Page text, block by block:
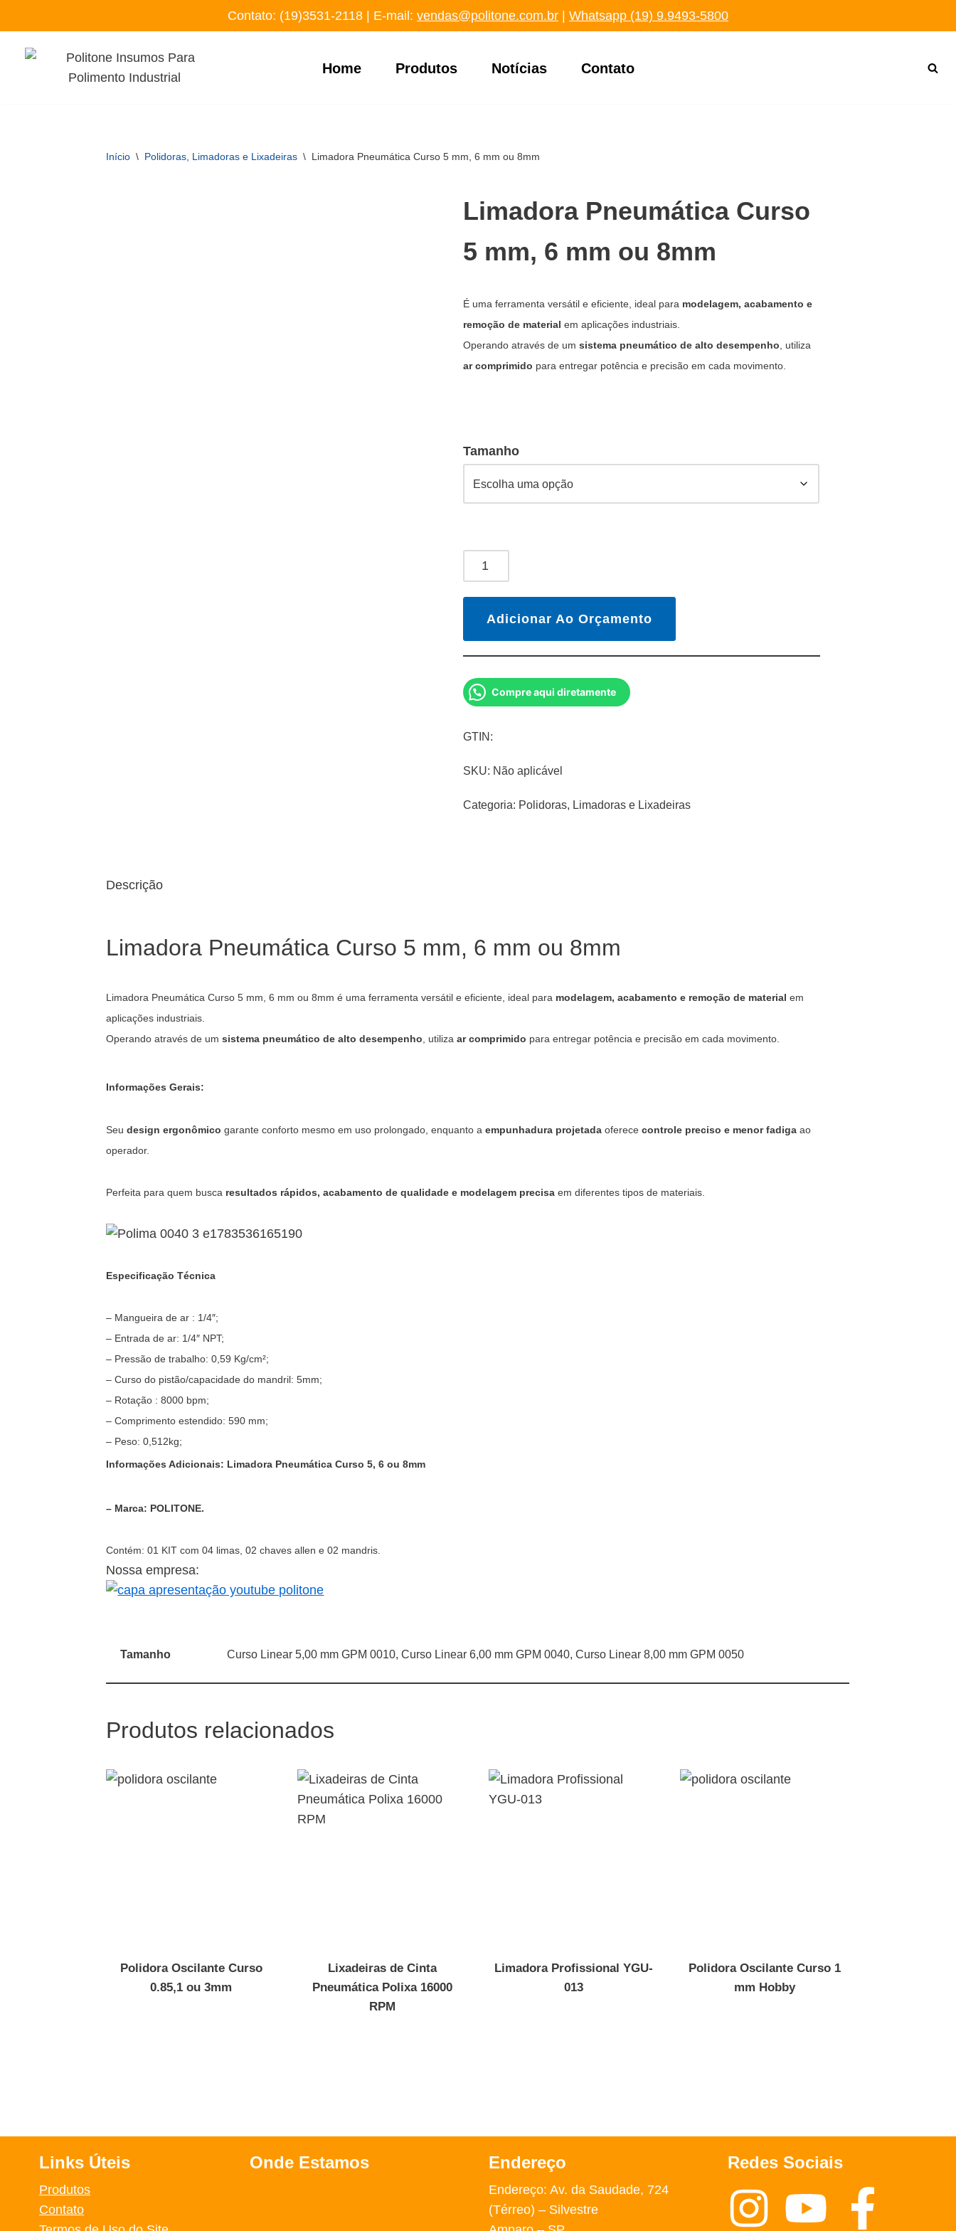
para
Contato: (19)3531-2118 ‬ | E-mail: vendas@politone.com.br Whatsapp (19) 9.9493-5800
Home Produtos Notícias Contato
Início \ Polidoras, Limadoras e Lixadeiras \ Limadora Pneumática Curso 5 mm, 6 mm ou 8mm
Limadora Pneumática Curso
5 mm, 6 mm ou 8mm
É uma ferramenta versátil e eficiente, ideal para modelagem, acabamento e
remoção de material em aplicações industriais.
Operando através de umsistema pneumático de alto desempenho , utiliza
ar comprimido para entregar potência e precisão em cada movimento.
Tamanho
Adicionar Ao Orçamento
Compre aqui diretamente
GTIN:
SKU: Não aplicável
Categoria: Polidoras, Limadoras e Lixadeiras
Descrição
Limadora Pneumática Curso 5 mm, 6 mm ou 8mm
Limadora Pneumática Curso 5 mm, 6 mm ou 8mm é uma ferramenta versátil e eficiente, ideal para modelagem, acabamento e remoção de material em
aplicações industriais.
Operando através de umsistema pneumático de alto desempenho , utilizaar comprimido para entregar potência e precisão em cada movimento.
Informações Gerais:
Seudesign ergonômico garante conforto mesmo em uso prolongado, enquanto aempunhadura projetada oferececontrole preciso e menor fadiga ao
operador.
Perfeita para quem busca resultados rápidos, acabamento de qualidade e modelagem precisa em diferentes tipos de materiais.
Especificação Técnica
– Mangueira de ar : 1/4″;
– Entrada de ar: 1/4″ NPT;
– Pressão de trabalho: 0,59 Kg/cm²;
– Curso do pistão/capacidade do mandril: 5mm;
– Rotação : 8000 bpm;
– Comprimento estendido: 590 mm;
– Peso: 0,512kg;
Informações Adicionais: Limadora Pneumática Curso 5, 6 ou 8mm
– Marca: POLITONE.
Contém: 01 KIT com 04 limas, 02 chaves allen e 02 mandris.
Nossa empresa:
Tamanho Curso Linear 5,00 mm GPM 0010, Curso Linear 6,00 mm GPM 0040, Curso Linear 8,00 mm GPM 0050
Produtos relacionados
Polidora Oscilante Curso
0.85,1 ou 3mm
Lixadeiras de Cinta
Pneumática Polixa 16000
RPM
Limadora Profissional YGU-
013
Polidora Oscilante Curso 1
mm Hobby
Links Úteis
Produtos
Contato
Onde Estamos Endereço
Endereço: Av. da Saudade, 724
(Térreo) – Silvestre
Redes Sociais